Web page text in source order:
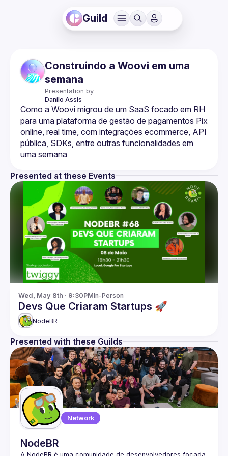
Guild
Construindo a Woovi em uma
semana
Presentation by
Danilo Assis
Como a Woovi migrou de um SaaS focado em RH
para uma plataforma de gestão de pagamentos Pix
online, real time, com integrações ecommerce, API
pública, SDKs, entre outras funcionalidades em
Presented at these Events
Wed, May 8th · 9:30PMIn-Person
Devs Que Criaram Startups 🚀
NodeBR
Presented with these Guilds
Network
NodeBR